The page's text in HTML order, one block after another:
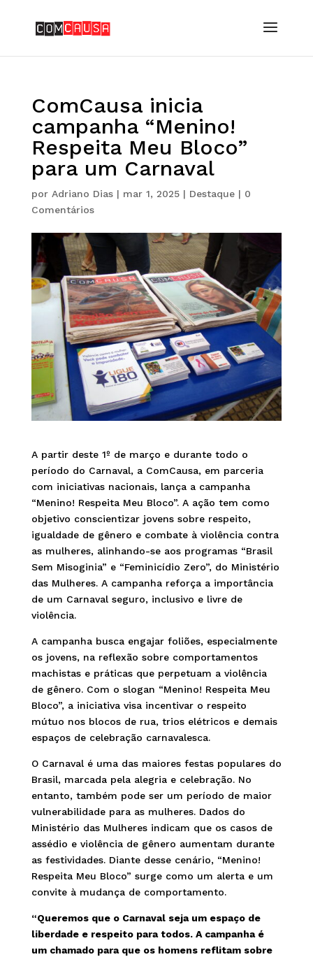
ComCausa inicia
campanha “Menino!
Respeita Meu Bloco”
para um Carnaval
por Adriano Dias| mar 1, 2025| Destaque| 0
Comentários
A partir deste 1º de março e durante todo o
período do Carnaval, a ComCausa, em parceria
com iniciativas nacionais, lança a campanha
“Menino! Respeita Meu Bloco”. A ação tem como
objetivo conscientizar jovens sobre respeito,
igualdade de gênero e combate à violência contra
as mulheres, alinhando-se aos programas “Brasil
Sem Misoginia” e “Feminicídio Zero”, do Ministério
das Mulheres. A campanha reforça a importância
de um Carnaval seguro, inclusivo e livre de
violência.
A campanha busca engajar foliões, especialmente
os jovens, na reflexão sobre comportamentos
machistas e práticas que perpetuam a violência
de gênero. Com o slogan “Menino! Respeita Meu
Bloco”, a iniciativa visa incentivar o respeito
mútuo nos blocos de rua, trios elétricos e demais
espaços de celebração carnavalesca.
O Carnaval é uma das maiores festas populares do
Brasil, marcada pela alegria e celebração. No
entanto, também pode ser um período de maior
vulnerabilidade para as mulheres. Dados do
Ministério das Mulheres indicam que os casos de
assédio e violência de gênero aumentam durante
as festividades. Diante desse cenário, “Menino!
Respeita Meu Bloco” surge como um alerta e um
convite à mudança de comportamento.
“Queremos que o Carnaval seja um espaço de
liberdade e respeito para todos. A campanha é
um chamado para que os homens reflitam sobre